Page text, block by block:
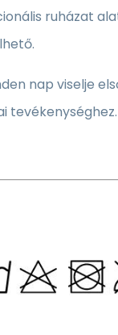
ruházat
nap viselje
tevékenységhez.